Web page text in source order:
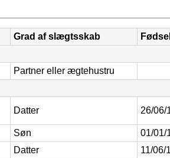
Grad af slægtsskab
Partner eller ægtehustru
Datter 26/06/
Søn
01/01/
Datter 11/06/